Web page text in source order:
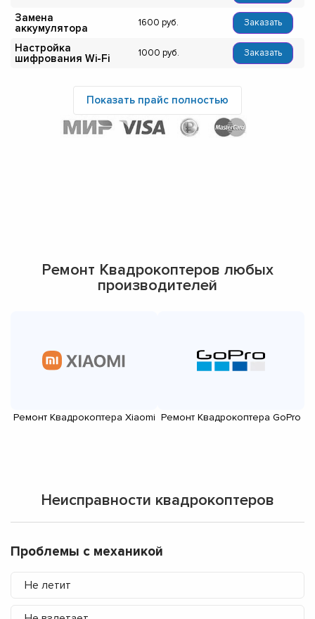
Замена
аккумулятора
1600 Заказать
Настройка
шифрования Wi-Fi
1000 Заказать
Показать прайс полностью
Ремонт Квадрокоптеров любых
производителей
Ремонт Квадрокоптера Xiaomi Ремонт Квадрокоптера GoPro
Неисправности квадрокоптеров
Проблемы с механикой
Не летит